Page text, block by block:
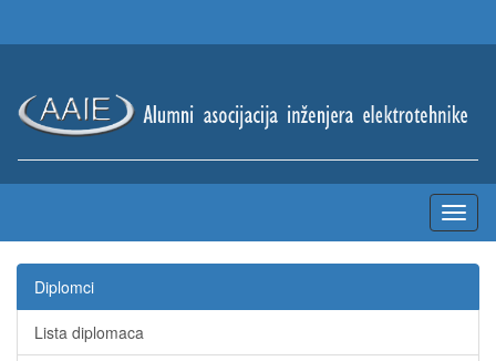
Diplomci
Lista diplomaca